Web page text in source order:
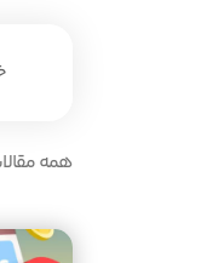
همه